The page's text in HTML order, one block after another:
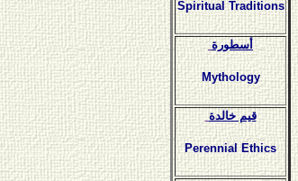
Spiritual Traditions
أسطورة
Mythology
قيم خالدة
Perennial Ethics